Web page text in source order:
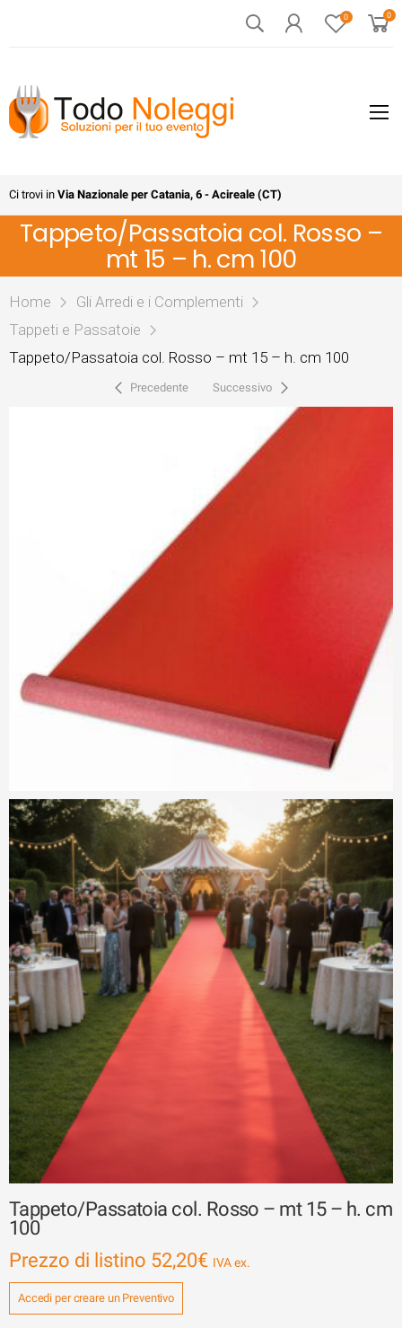
0 0
Ci trovi in Via Nazionale per Catania, 6 - Acireale (CT)
Tappeto/Passatoia col. Rosso –
mt 15 – h. cm 100
Home
Gli Arredi e i Complementi
Tappeti e Passatoie
Tappeto/Passatoia col. Rosso – mt 15 – h. cm 100
Precedente Successivo
Tappeto/Passatoia col. Rosso – mt 15 – h. cm
100
Prezzo di listino 52,20€
Accedi per creare un Preventivo